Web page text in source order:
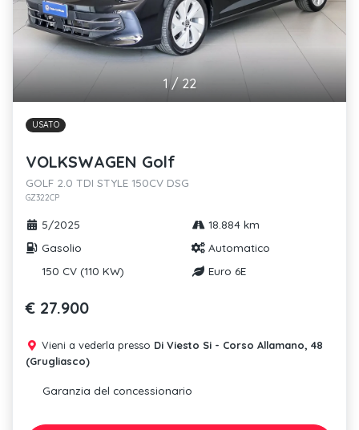
1/22
USATO
VOLKSWAGEN Golf
GOLF 2.0 TDI STYLE 150CV DSG
GZ322CP
5/2025
18.884 km
Gasolio
Automatico
150 CV (110 KW)
Euro 6E
€ 27.900
Vieni a vederla presso Di Viesto Si - Corso Allamano, 48
(Grugliasco)
Garanzia del concessionario